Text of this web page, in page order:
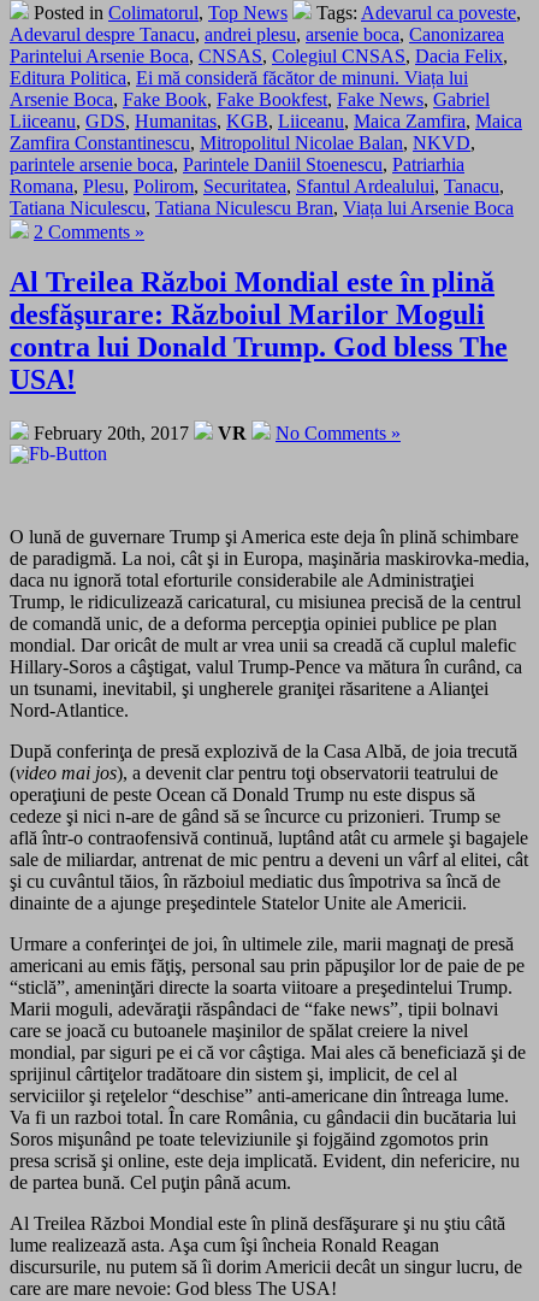
Posted in Colimatorul, Top News Tags: Adevarul ca poveste,
Adevarul despre Tanacu, andrei plesu, arsenie boca, Canonizarea
Parintelui Arsenie Boca, CNSAS, Colegiul CNSAS, Dacia Felix,
Editura Politica, Ei mă consideră făcător de minuni. Viața lui
Arsenie Boca, Fake Book, Fake Bookfest, Fake News, Gabriel
Liiceanu, GDS, Humanitas, KGB, Liiceanu, Maica Zamfira, Maica
Zamfira Constantinescu, Mitropolitul Nicolae Balan, NKVD,
parintele arsenie boca, Parintele Daniil Stoenescu, Patriarhia
Romana, Plesu, Polirom, Securitatea, Sfantul Ardealului, Tanacu,
Tatiana Niculescu, Tatiana Niculescu Bran, Viața lui Arsenie Boca
2 Comments »
Al Treilea Război Mondial este în plină
desfăşurare: Războiul Marilor Moguli
contra lui Donald Trump. God bless The
USA!
February 20th, 2017 VR No Comments »
O lună de guvernare Trump şi America este deja în plină schimbare
de paradigmă. La noi, cât şi in Europa, maşinăria maskirovka-media,
daca nu ignoră total eforturile considerabile ale Administraţiei
Trump, le ridiculizează caricatural, cu misiunea precisă de la centrul
de comandă unic, de a deforma percepţia opiniei publice pe plan
mondial. Dar oricât de mult ar vrea unii sa creadă că cuplul malefic
Hillary-Soros a câştigat, valul Trump-Pence va mătura în curând, ca
un tsunami, inevitabil, şi ungherele graniţei răsaritene a Alianţei
Nord-Atlantice.
După conferinţa de presă explozivă de la Casa Albă, de joia trecută
(video mai jos), a devenit clar pentru toţi observatorii teatrului de
operaţiuni de peste Ocean că Donald Trump nu este dispus să
cedeze şi nici n-are de gând să se încurce cu prizonieri. Trump se
află într-o contraofensivă continuă, luptând atât cu armele şi bagajele
sale de miliardar, antrenat de mic pentru a deveni un vârf al elitei, cât
şi cu cuvântul tăios, în războiul mediatic dus împotriva sa încă de
dinainte de a ajunge preşedintele Statelor Unite ale Americii.
Urmare a conferinţei de joi, în ultimele zile, marii magnaţi de presă
americani au emis făţiş, personal sau prin păpuşilor lor de paie de pe
“sticlă”, ameninţări directe la soarta viitoare a preşedintelui Trump.
Marii moguli, adevăraţii răspândaci de “fake news”, tipii bolnavi
care se joacă cu butoanele maşinilor de spălat creiere la nivel
mondial, par siguri pe ei că vor câştiga. Mai ales că beneficiază şi de
sprijinul cârtiţelor tradătoare din sistem şi, implicit, de cel al
serviciilor şi reţelelor “deschise” anti-americane din întreaga lume.
Va fi un razboi total. În care România, cu gândacii din bucătaria lui
Soros mişunând pe toate televiziunile şi fojgăind zgomotos prin
presa scrisă şi online, este deja implicată. Evident, din nefericire, nu
de partea bună. Cel puţin până acum.
Al Treilea Război Mondial este în plină desfăşurare şi nu ştiu câtă
lume realizează asta. Aşa cum îşi încheia Ronald Reagan
discursurile, nu putem să îi dorim Americii decât un singur lucru, de
care are mare nevoie: God bless The USA!